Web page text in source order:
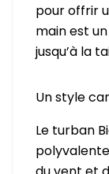
pour offrir
main est
jusqu’à la
Un style
Le turban